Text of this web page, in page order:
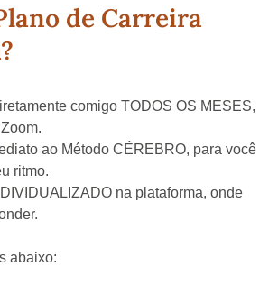
de Carreira
comigo TODOS OS MESES,
ao Método CÉREBRO, para você
ritmo.
na plataforma, onde
abaixo: